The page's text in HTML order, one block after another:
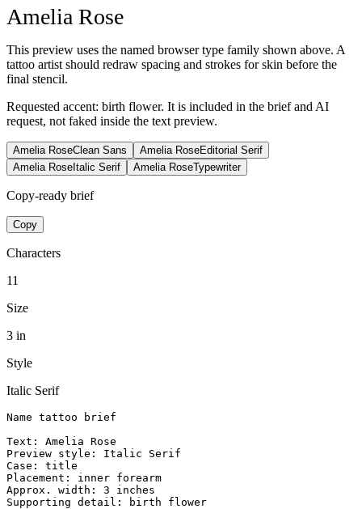
Amelia Rose
This preview uses the named browser type family shown above. A
tattoo artist should redraw spacing and strokes for skin before the
final stencil.
Requested accent: birth flower. It is included in the brief and AI
request, not faked inside the text preview.
Amelia RoseClean Sans Amelia RoseEditorial Serif
Amelia Rose Italic Serif Amelia RoseTypewriter
Copy-ready brief
Copy
Characters
11
Size
3 in
Style
Italic Serif
Name tattoo brief
Text: Amelia Rose
Preview style: Italic Serif
Case: title
Placement: inner forearm
Approx. width: 3 inches
Supporting detail: birth flower